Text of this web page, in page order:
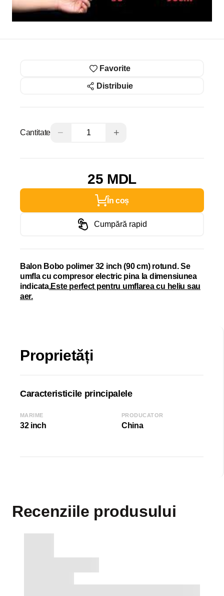
Favorite
Distribuie
Cantitate − +
25 MDL
În coș
Cumpără rapid
Balon Bobo polimer 32 inch (90 cm) rotund. Se
umfla cu compresor electric pina la dimensiunea
indicata.Este perfect pentru umflarea cu heliu sau
aer.
Proprietăți
Caracteristicile principalele
MARIME
32 inch
PRODUCATOR
China
Recenziile produsului